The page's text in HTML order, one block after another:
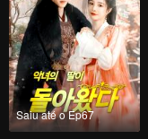
Saiu até o Ep67